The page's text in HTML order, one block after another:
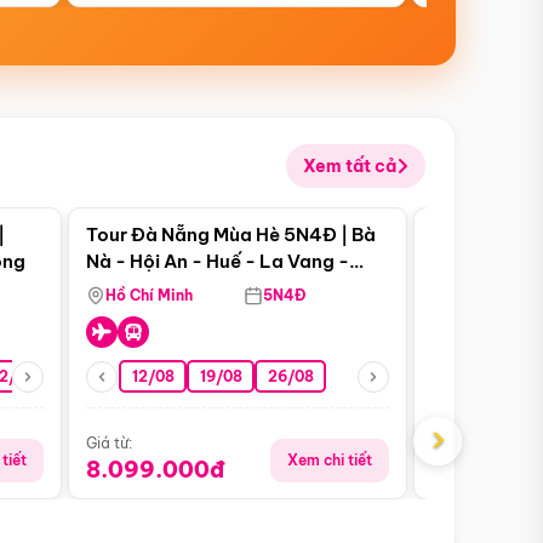
Xem tất cả
08 26/08 05/09 09/09 12/09
tiết
Điểm nổi bật
Tour Đà Nẵng Mùa Hè 5N4Đ | Bà
Nà - Hội An - Huế - La Vang -
Động Thiên Đường
Hồ Chí Minh 5N4Đ
12/08 19/08 26/08
Giá từ:
8.099.000đ Xem chi tiết
Giá từ:
›